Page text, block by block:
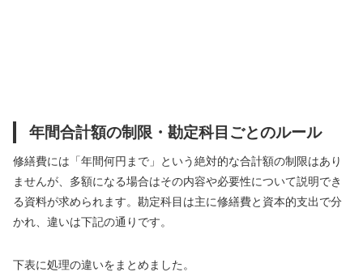
年間合計額の制限・勘定科目ごとのルール
修繕費には「年間何円まで」という絶対的な合計額の制限はあり
ませんが、多額になる場合はその内容や必要性について説明でき
る資料が求められます。勘定科目は主に修繕費と資本的支出で分
かれ、違いは下記の通りです。
下表に処理の違いをまとめました。